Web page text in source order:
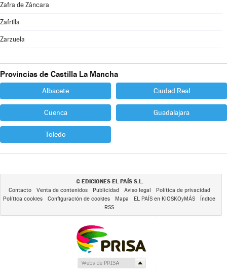
Zafra de Záncara
Zafrilla
Zarzuela
Provincias de Castilla La Mancha
Albacete Ciudad Real
Cuenca Guadalajara
Toledo
© EDICIONES EL PAÍS S.L.
Contacto Venta de contenidos Publicidad Aviso legal
Política de privacidad
Política cookies
Configuración de cookies Mapa EL PAÍS en KIOSKOyMÁS
Índice
RSS